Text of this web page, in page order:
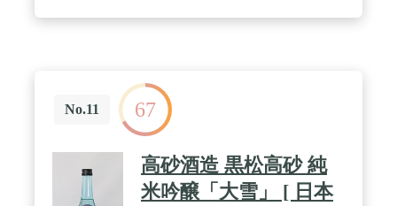
No.11 67
高砂酒造 黒松高砂 純
米吟醸「大雪」 [ 日本